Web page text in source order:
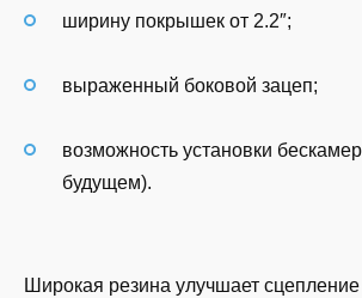
ширину покрышек от 2.2″;
выраженный боковой зацеп;
возможность установки
будущем).
Широкая резина улучшает